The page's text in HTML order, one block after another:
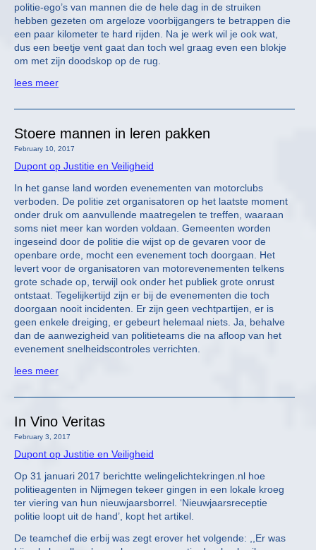
politie-ego’s van mannen die de hele dag in de struiken
hebben gezeten om argeloze voorbijgangers te betrappen die
een paar kilometer te hard rijden. Na je werk wil je ook wat,
dus een beetje vent gaat dan toch wel graag even een blokje
om met zijn doodskop op de rug.
lees meer
Stoere mannen in leren pakken
February 10, 2017
Dupont op Justitie en Veiligheid
In het ganse land worden evenementen van motorclubs
verboden. De politie zet organisatoren op het laatste moment
onder druk om aanvullende maatregelen te treffen, waaraan
soms niet meer kan worden voldaan. Gemeenten worden
ingeseind door de politie die wijst op de gevaren voor de
openbare orde, mocht een evenement toch doorgaan. Het
levert voor de organisatoren van motorevenementen telkens
grote schade op, terwijl ook onder het publiek grote onrust
ontstaat. Tegelijkertijd zijn er bij de evenementen die toch
doorgaan nooit incidenten. Er zijn geen vechtpartijen, er is
geen enkele dreiging, er gebeurt helemaal niets. Ja, behalve
dan de aanwezigheid van politieteams die na afloop van het
evenement snelheidscontroles verrichten.
lees meer
In Vino Veritas
February 3, 2017
Dupont op Justitie en Veiligheid
Op 31 januari 2017 berichtte welingelichtekringen.nl hoe
politieagenten in Nijmegen tekeer gingen in een lokale kroeg
ter viering van hun nieuwjaarsborrel. ‘Nieuwjaarsreceptie
politie loopt uit de hand’, kopt het artikel.
De teamchef die erbij was zegt erover het volgende: ,,Er was